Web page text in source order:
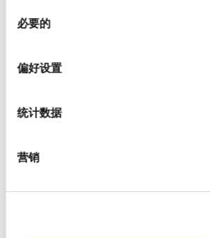
必要的
偏好设置
统计数据
营销
48